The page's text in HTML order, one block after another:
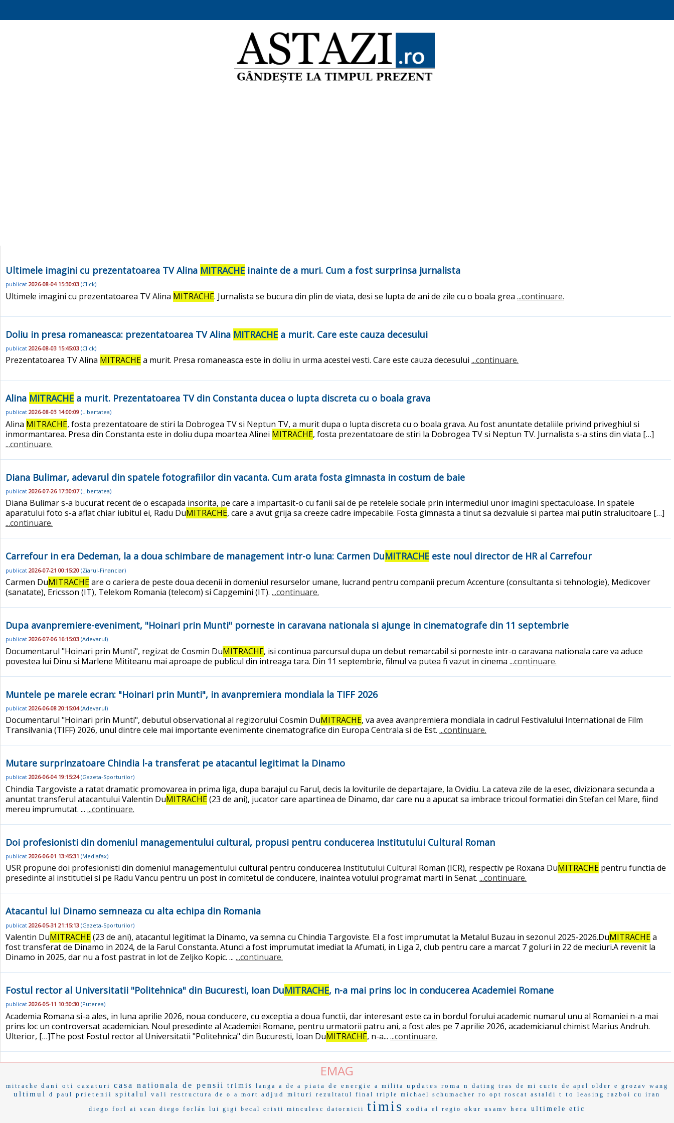
Ultimele imagini cu prezentatoarea TV Alina MITRACHE inainte de a muri. Cum a fost surprinsa jurnalista
publicat 2026-08-04 15:30:03 (Click)
Ultimele imagini cu prezentatoarea TV Alina MITRACHE. Jurnalista se bucura din plin de viata, desi se lupta de ani de zile cu o boala grea ...continuare.
Doliu in presa romaneasca: prezentatoarea TV Alina MITRACHE a murit. Care este cauza decesului
publicat 2026-08-03 15:45:03 (Click)
Prezentatoarea TV Alina MITRACHEa murit. Presa romaneasca este in doliu in urma acestei vesti. Care este cauza decesului ...continuare.
Alina MITRACHE a murit. Prezentatoarea TV din Constanta ducea o lupta discreta cu o boala grava
publicat 2026-08-03 14:00:09 (Libertatea)
Alina MITRACHE, fosta prezentatoare de stiri la Dobrogea TV si Neptun TV, a murit dupa o lupta discreta cu o boala grava. Au fost anuntate detaliile privind priveghiul si
inmormantarea. Presa din Constanta este in doliu dupa moartea Alinei MITRACHE, fosta prezentatoare de stiri la Dobrogea TV si Neptun TV. Jurnalista s-a stins din viata […]
...continuare.
Diana Bulimar, adevarul din spatele fotografiilor din vacanta. Cum arata fosta gimnasta in costum de baie
publicat 2026-07-26 17:30:07(Libertatea)
Diana Bulimar s-a bucurat recent de o escapada insorita, pe care a impartasit-o cu fanii sai de pe retelele sociale prin intermediul unor imagini spectaculoase. In spatele
aparatului foto s-a aflat chiar iubitul ei, Radu DuMITRACHE, care a avut grija sa creeze cadre impecabile. Fosta gimnasta a tinut sa dezvaluie si partea mai putin stralucitoare […]
...continuare.
Carrefour in era Dedeman, la a doua schimbare de management intr-o luna: Carmen DuMITRACHE este noul director de HR al Carrefour
publicat 2026-07-21 00:15:20 (Ziarul-Financiar)
Carmen DuMITRACHEare o cariera de peste doua decenii in domeniul resurselor umane, lucrand pentru companii precum Accenture (consultanta si tehnologie), Medicover
(sanatate), Ericsson (IT), Telekom Romania (telecom) si Capgemini (IT). ...continuare.
Dupa avanpremiere-eveniment, "Hoinari prin Munti" porneste in caravana nationala si ajunge in cinematografe din 11 septembrie
publicat 2026-07-06 16:15:03 (Adevarul)
Documentarul "Hoinari prin Munti", regizat de Cosmin DuMITRACHE, isi continua parcursul dupa un debut remarcabil si porneste intr-o caravana nationala care va aduce
povestea lui Dinu si Marlene Mititeanu mai aproape de publicul din intreaga tara. Din 11 septembrie, filmul va putea fi vazut in cinema ...continuare.
Muntele pe marele ecran: "Hoinari prin Munti", in avanpremiera mondiala la TIFF 2026
publicat 2026-06-08 20:15:04(Adevarul)
Documentarul "Hoinari prin Munti", debutul observational al regizorului Cosmin DuMITRACHE, va avea avanpremiera mondiala in cadrul Festivalului International de Film
Transilvania (TIFF) 2026, unul dintre cele mai importante evenimente cinematografice din Europa Centrala si de Est. ...continuare.
Mutare surprinzatoare Chindia l-a transferat pe atacantul legitimat la Dinamo
publicat 2026-06-04 19:15:24(Gazeta-Sporturilor)
Chindia Targoviste a ratat dramatic promovarea in prima liga, dupa barajul cu Farul, decis la loviturile de departajare, la Ovidiu. La cateva zile de la esec, divizionara secunda a
anuntat transferul atacantului Valentin DuMITRACHE(23 de ani), jucator care apartinea de Dinamo, dar care nu a apucat sa imbrace tricoul formatiei din Stefan cel Mare, fiind
mereu imprumutat. ... ...continuare.
Doi profesionisti din domeniul managementului cultural, propusi pentru conducerea Institutului Cultural Roman
publicat 2026-06-01 13:45:31 (Mediafax)
USR propune doi profesionisti din domeniul managementului cultural pentru conducerea Institutului Cultural Roman (ICR), respectiv pe Roxana DuMITRACHE pentru functia de
presedinte al institutiei si pe Radu Vancu pentru un post in comitetul de conducere, inaintea votului programat marti in Senat. ...continuare.
Atacantul lui Dinamo semneaza cu alta echipa din Romania
publicat 2026-05-31 21:15:13 (Gazeta-Sporturilor)
Valentin DuMITRACHE(23 de ani), atacantul legitimat la Dinamo, va semna cu Chindia Targoviste. El a fost imprumutat la Metalul Buzau in sezonul 2025-2026.DuMITRACHEa
fost transferat de Dinamo in 2024, de la Farul Constanta. Atunci a fost imprumutat imediat la Afumati, in Liga 2, club pentru care a marcat 7 goluri in 22 de meciuri.A revenit la
Dinamo in 2025, dar nu a fost pastrat in lot de Zeljko Kopic. ... ...continuare.
Fostul rector al Universitatii "Politehnica" din Bucuresti, Ioan DuMITRACHE, n-a mai prins loc in conducerea Academiei Romane
publicat 2026-05-11 10:30:30 (Puterea)
Academia Romana si-a ales, in luna aprilie 2026, noua conducere, cu exceptia a doua functii, dar interesant este ca in bordul forului academic numarul unu al Romaniei n-a mai
prins loc un controversat academician. Noul presedinte al Academiei Romane, pentru urmatorii patru ani, a fost ales pe 7 aprilie 2026, academicianul chimist Marius Andruh.
Ulterior, […]The post Fostul rector al Universitatii "Politehnica" din Bucuresti, Ioan DuMITRACHE, n-a... ...continuare.
EMAG
mitrache dani oti cazaturi casa nationala de pensii trimis langa a de a piata de energie a milita updates roma n dating tras de mi curte de apel older e grozav wang
ultimul d paul prietenii spitalul vali restructura de o a mort adjud mituri rezultatul final triple michael schumacher ro opt roscat astaldi t to leasing razboi cu iran
diego forl ai scan diego forlán lui gigi becal cristi minculesc datornicii timis zodia el regio okur usamv hera ultimele etic